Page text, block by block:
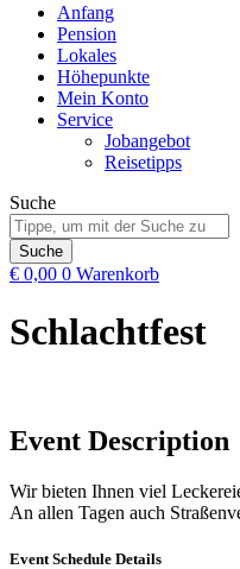
Anfang
Pension
Lokales
Höhepunkte
Mein Konto
Service
Jobangebot
Reisetipps
Suche
Suche
€ 0,00 0 Warenkorb
Schlachtfest
Event Description
Wir bieten Ihnen viel
An allen Tagen auch
Event Schedule Details